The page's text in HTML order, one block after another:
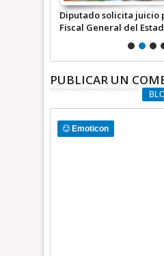
Diputado solicita juicio
Fiscal General del
PUBLICAR UN
Emoticon